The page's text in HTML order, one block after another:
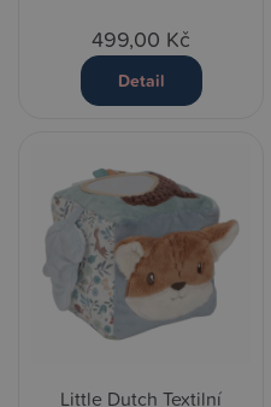
499,00 Kč
Detail
Little Dutch Textilní